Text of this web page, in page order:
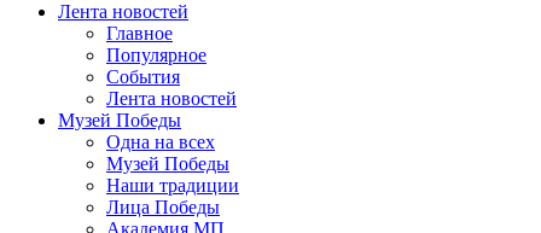
Лента новостей
Главное
Популярное
События
Лента новостей
Музей Победы
Одна на всех
Музей Победы
Наши традиции
Лица Победы
Академия МП